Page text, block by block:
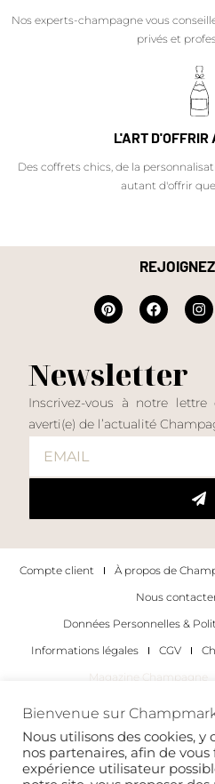
Nos experts-champagne vous
privés et
L'ART D'OFFRIR
Des coffrets chics, de la
autant d'offrir
Newsletter
Inscrivez-vous à notre lettre
averti(e) de l’actualité
Compte client À propos de
Nous
Données Personnelles &
Informations légales
CGV
Magazine Champagne
Les occasions pour déguster du
Pour les
Bienvenue sur
Nous utilisons des cookies, y
nos partenaires, afin de
expérience utilisateur